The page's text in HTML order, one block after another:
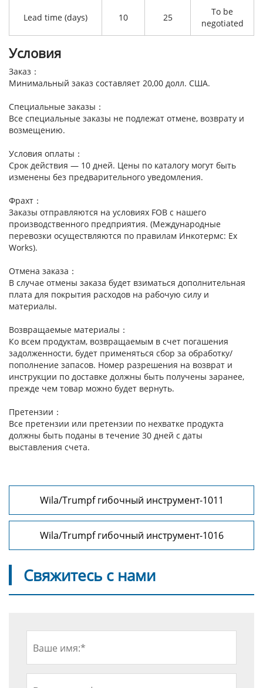
Lead time (days) 10 25
To be
negotiated
Условия
Заказ：
Минимальный заказ составляет 20,00 долл. США.
Специальные заказы：
Все специальные заказы не подлежат отмене, возврату и
возмещению.
Условия оплаты：
Срок действия — 10 дней. Цены по каталогу могут быть
изменены без предварительного уведомления.
Фрахт：
Заказы отправляются на условиях FOB с нашего
производственного предприятия. (Международные
перевозки осуществляются по правилам Инкотермс: Ex
Works).
Отмена заказа：
В случае отмены заказа будет взиматься дополнительная
плата для покрытия расходов на рабочую силу и
материалы.
Возвращаемые материалы：
Ко всем продуктам, возвращаемым в счет погашения
задолженности, будет применяться сбор за обработку/
пополнение запасов. Номер разрешения на возврат и
инструкции по доставке должны быть получены заранее,
прежде чем товар можно будет вернуть.
Претензии：
Все претензии или претензии по нехватке продукта
должны быть поданы в течение 30 дней с даты
выставления счета.
Wila/Trumpf гибочный инструмент-1011
Wila/Trumpf гибочный инструмент-1016
Свяжитесь с нами